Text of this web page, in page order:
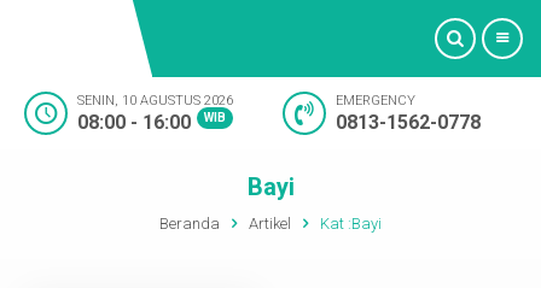
SENIN, 10 AGUSTUS 2026
08:00 - 16:00 WIB
EMERGENCY
0813-1562-0778
Bayi
Beranda Artikel Kat :Bayi